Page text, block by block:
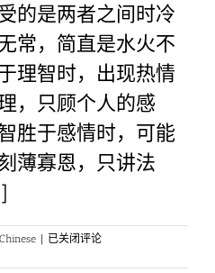
的是两者之间时冷
常，简直是水火不
理智时，出现热情
，只顾个人的感
胜于感情时，可能
薄寡恩，只讲法
Chinese | 人
佛
已关闭评论